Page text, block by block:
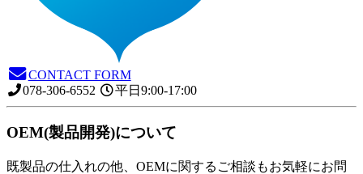
CONTACT FORM
078-306-6552
平日9:00-17:00
OEM(製品開発)について
既製品の仕入れの他、OEMに関するご相談もお気軽にお問